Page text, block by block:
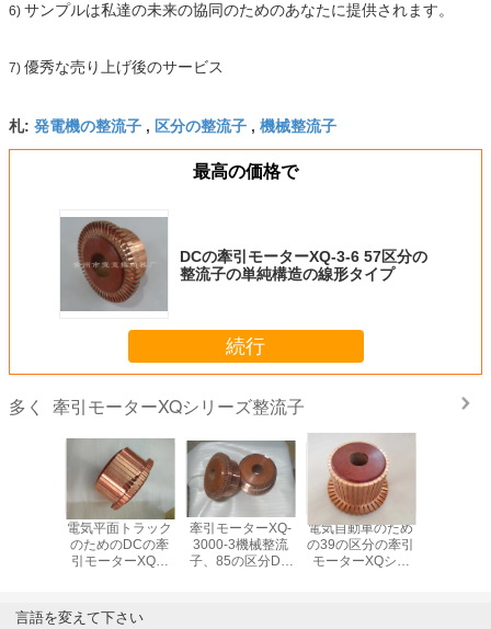
6) サンプルは私達の未来の協同のためのあなたに提供されます。
7) 優秀な売り上げ後のサービス
札: 発電機の整流子 , 区分の整流子 , 機械整流子
最高の価格で
DCの牽引モーターXQ-3-6 57区分の
整流子の単純構造の線形タイプ
続行
多く 牽引モーターXQシリーズ整流子
電気平面トラック
のためのDCの牽
引モーターXQシ
牽引モーターXQ-
3000-3機械整流
子、85の区分DC
電気自動車のため
の39の区分の牽引
モーターXQシリ
言語を変えて下さい